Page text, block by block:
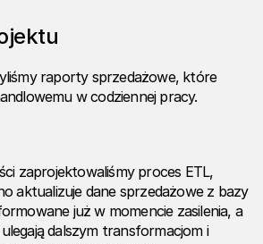
raporty sprzedażowe, które
w codziennej pracy.
zaprojektowaliśmy proces ETL,
aktualizuje dane sprzedażowe z bazy
już w momencie zasilenia, a
dalszym transformacjom i